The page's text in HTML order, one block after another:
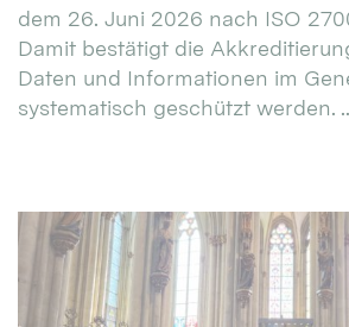
dem 26. Juni 2026 nach ISO
Damit bestätigt die
Daten und Informationen im
systematisch geschützt werden.